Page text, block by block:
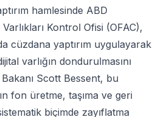
hamlesinde ABD
Varlıkları Kontrol Ofisi (OFAC),
cüzdana yaptırım uygulayarak
varlığın dondurulmasını
Scott Bessent, bu
fon üretme, taşıma ve geri
biçimde zayıflatma